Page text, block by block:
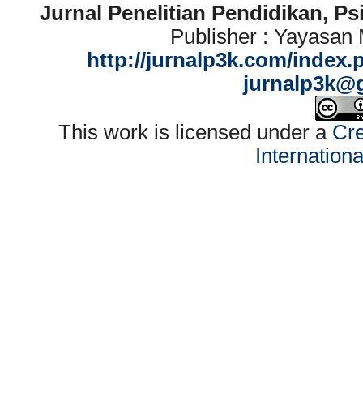
Jurnal Penelitian Pendidikan,
Publisher : Yayasan
http://jurnalp3k.com/
This work is licensed under a